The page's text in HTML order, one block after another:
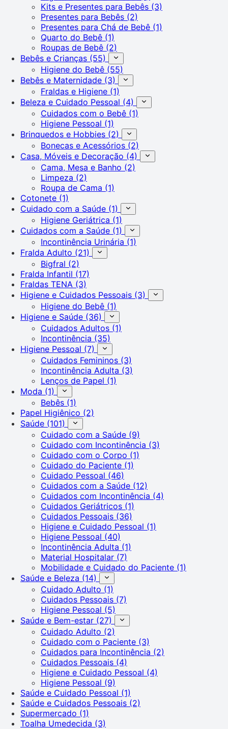
Kits e Presentes para Bebês (3)
Presentes para Bebês (2)
Presentes para Chá de Bebê (1)
Quarto do Bebê (1)
Roupas de Bebê (2)
Bebês e Crianças (55)
Higiene do Bebê (55)
Bebês e Maternidade (3)
Fraldas e Higiene (1)
Beleza e Cuidado Pessoal (4)
Cuidados com o Bebê (1)
Higiene Pessoal (1)
Brinquedos e Hobbies (2)
Bonecas e Acessórios (2)
Casa, Móveis e Decoração (4)
Cama, Mesa e Banho (2)
Limpeza (2)
Roupa de Cama (1)
Cotonete (1)
Cuidado com a Saúde (1)
Higiene Geriátrica (1)
Cuidados com a Saúde (1)
Incontinência Urinária (1)
Fralda Adulto (21)
Bigfral (2)
Fralda Infantil (17)
Fraldas TENA (3)
Higiene e Cuidados Pessoais (3)
Higiene do Bebê (1)
Higiene e Saúde (36)
Cuidados Adultos (1)
Incontinência (35)
Higiene Pessoal (7)
Cuidados Femininos (3)
Incontinência Adulta (3)
Lenços de Papel (1)
Moda (1)
Bebês (1)
Papel Higiênico (2)
Saúde (101)
Cuidado com a Saúde (9)
Cuidado com Incontinência (3)
Cuidado com o Corpo (1)
Cuidado do Paciente (1)
Cuidado Pessoal (46)
Cuidados com a Saúde (12)
Cuidados com Incontinência (4)
Cuidados Geriátricos (1)
Cuidados Pessoais (36)
Higiene e Cuidado Pessoal (1)
Higiene Pessoal (40)
Incontinência Adulta (1)
Material Hospitalar (7)
Mobilidade e Cuidado do Paciente (1)
Saúde e Beleza (14)
Cuidado Adulto (1)
Cuidados Pessoais (7)
Higiene Pessoal (5)
Saúde e Bem-estar (27)
Cuidado Adulto (2)
Cuidado com o Paciente (3)
Cuidados para Incontinência (2)
Cuidados Pessoais (4)
Higiene e Cuidado Pessoal (4)
Higiene Pessoal (9)
Saúde e Cuidado Pessoal (1)
Saúde e Cuidados Pessoais (2)
Supermercado (1)
Toalha Umedecida (3)